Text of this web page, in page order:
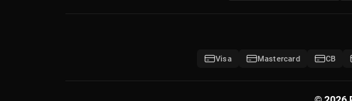
Visa Mastercard CB